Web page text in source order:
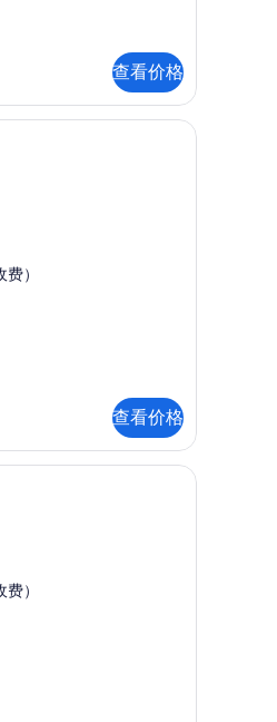
查看价格
双床房, 2 张单人床 | 迷你吧、客房内保险
）
查看价格
, 1 张大床和 1 张沙发床 | 迷你吧、客房内
）